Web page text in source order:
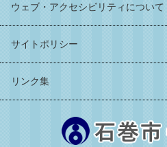
ウェブ・アクセシビリティについて
サイトポリシー
リンク集